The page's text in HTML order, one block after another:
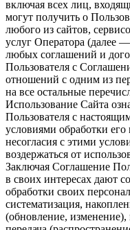
включая всех лиц,
могут получить о
любого из сайтов,
услуг Оператора (далее
любых соглашений и
Пользователя с
отношений с одним из
на все остальные
Использование Сайта
Пользователя с
условиями обработки
несогласия с этими
воздержаться от
Заключая Соглашение
в своих интересах дают
обработки своих
систематизация,
(обновление, изменение),